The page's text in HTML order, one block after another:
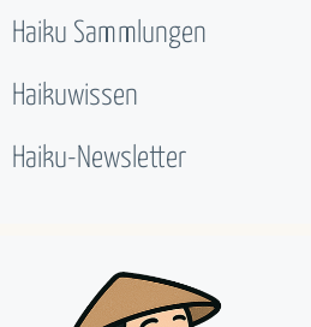
Haiku Sammlungen
Haikuwissen
Haiku-Newsletter